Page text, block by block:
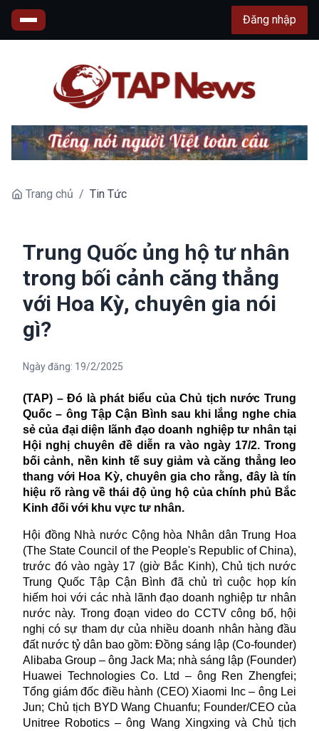
Đăng nhập
Trang chủ / Tin Tức
Trung Quốc ủng hộ tư nhân
trong bối cảnh căng thẳng
với Hoa Kỳ, chuyên gia nói
gì?
Ngày đăng: 19/2/2025
(TAP) – Đó là phát biểu của Chủ tịch nước Trung
Quốc – ông Tập Cận Bình sau khi lắng nghe chia
sẻ của đại diện lãnh đạo doanh nghiệp tư nhân tại
Hội nghị chuyên đề diễn ra vào ngày 17/2. Trong
bối cảnh, nền kinh tế suy giảm và căng thẳng leo
thang với Hoa Kỳ, chuyên gia cho rằng, đây là tín
hiệu rõ ràng về thái độ ủng hộ của chính phủ Bắc
Kinh đối với khu vực tư nhân.
Hội đồng Nhà nước Cộng hòa Nhân dân Trung Hoa
(The State Council of the People's Republic of China),
trước đó vào ngày 17 (giờ Bắc Kinh), Chủ tịch nước
Trung Quốc Tập Cận Bình đã chủ trì cuộc họp kín
hiếm hoi với các nhà lãnh đạo doanh nghiệp tư nhân
nước này. Trong đoạn video do CCTV công bố, hội
nghị có sự tham dự của nhiều doanh nhân hàng đầu
đất nước tỷ dân bao gồm: Đồng sáng lập (Co-founder)
Alibaba Group – ông Jack Ma; nhà sáng lập (Founder)
Huawei Technologies Co. Ltd – ông Ren Zhengfei;
Tổng giám đốc điều hành (CEO) Xiaomi Inc – ông Lei
Jun; Chủ tịch BYD Wang Chuanfu; Founder/CEO của
Unitree Robotics – ông Wang Xingxing và Chủ tịch